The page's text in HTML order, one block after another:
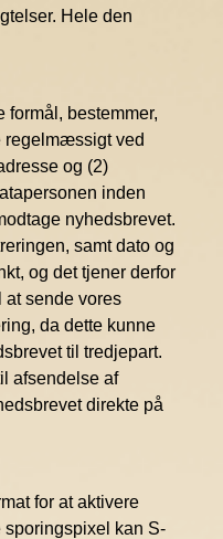
Hele den
bestemmer,
regelmæssigt ved
og (2)
inden
nyhedsbrevet.
samt dato og
og det tjener derfor
at sende vores
da dette kunne
til tredjepart.
afsendelse af
direkte på
for at aktivere
sporingspixel kan S-